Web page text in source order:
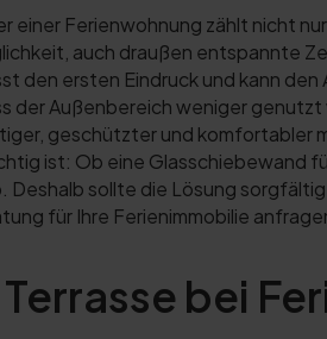
einer Ferienwohnung zählt nicht
auch draußen entspannte
den ersten Eindruck und kann
der Außenbereich weniger
geschützter und komfortabler
ist: Ob eine Glasschiebewand
Deshalb sollte die Lösung
für Ihre Ferienimmobilie
bei